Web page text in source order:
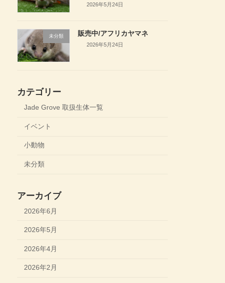
2026年5月24日
未分類 販売中/アフリカヤマネ
2026年5月24日
カテゴリー
Jade Grove 取扱生体一覧
イベント
小動物
未分類
アーカイブ
2026年6月
2026年5月
2026年4月
2026年2月